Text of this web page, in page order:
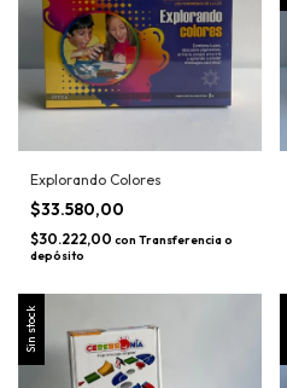
Explorando Colores
$33.580,00
$30.222,00 con Transferencia o
depósito
Sin stock